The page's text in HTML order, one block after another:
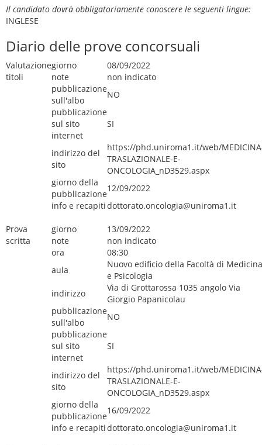
Il candidato dovrà obbligatoriamente conoscere le seguenti lingue:
INGLESE
Diario delle prove concorsuali
Valutazione
titoli
giorno
08/09/2022
note
non indicato
pubblicazione
sull'albo
NO
pubblicazione
sul sito
internet
SI
indirizzo del
sito
https://phd.uniroma1.it/web/
TRASLAZIONALE-E-
ONCOLOGIA_nD3529.aspx
giorno della
pubblicazione
12/09/2022
info e recapitidottorato.oncologia@uniroma1.it
Prova
scritta
giorno
13/09/2022
note
non indicato
ora
08:30
aula
Nuovo edificio della Facoltà di Medicina
e Psicologia
indirizzo
Via di Grottarossa 1035 angolo Via
Giorgio Papanicolau
pubblicazione
sull'albo
NO
pubblicazione
sul sito
internet
SI
indirizzo del
sito
https://phd.uniroma1.it/web/
TRASLAZIONALE-E-
ONCOLOGIA_nD3529.aspx
giorno della
pubblicazione
16/09/2022
info e recapitidottorato.oncologia@uniroma1.it